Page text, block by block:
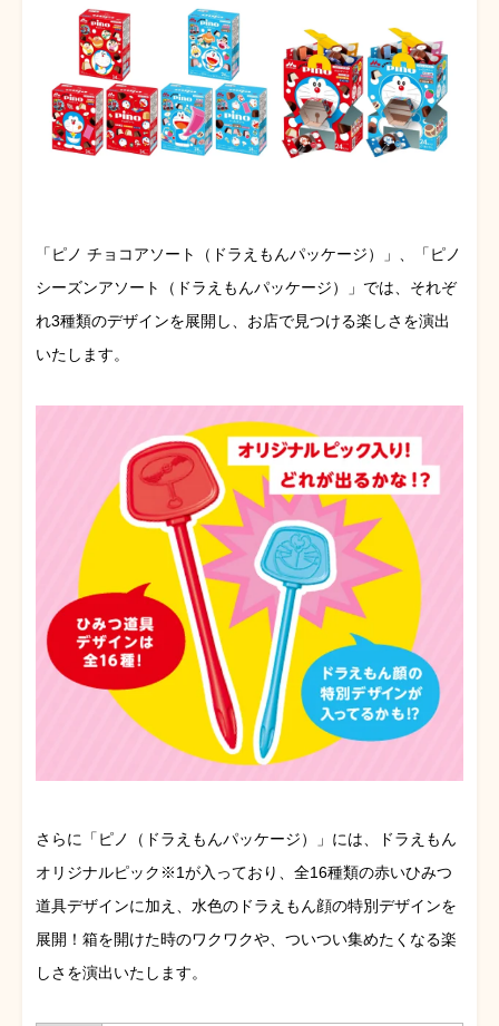
「ピノ チョコアソート（ドラえもんパッケージ）」、「ピノ
シーズンアソート（ドラえもんパッケージ）」では、それぞ
れ3種類のデザインを展開し、お店で見つける楽しさを演出
いたします。
さらに「ピノ（ドラえもんパッケージ）」には、ドラえもん
オリジナルピック※1が入っており、全16種類の赤いひみつ
道具デザインに加え、水色のドラえもん顔の特別デザインを
展開！箱を開けた時のワクワクや、ついつい集めたくなる楽
しさを演出いたします。